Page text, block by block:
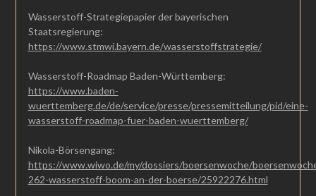
Wasserstoff-Strategiepapier der bayerischen
Staatsregierung:
https://www.stmwi.bayern.de/wasserstoffstrategie/
Wasserstoff-Roadmap Baden-Württemberg:
https://www.baden-
wuerttemberg.de/de/service/presse/pressemitteilung/pid/eine-
wasserstoff-roadmap-fuer-baden-wuerttemberg/
Nikola-Börsengang:
https://www.wiwo.de/my/dossiers/boersenwoche/
262-wasserstoff-boom-an-der-boerse/25922276.html